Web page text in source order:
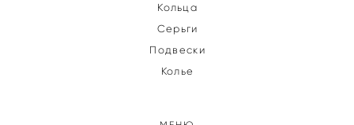
Кольца
Серьги
Подвески
Колье